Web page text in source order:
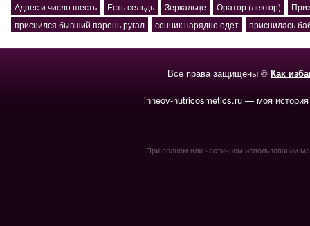
Адрес и число шесть
Есть сельдь Зеркальце Оратор (лектор)
приснился бывший парень ругал
сонник нарядно одет приснилась
Все права защищены © Как
inneov-nutricosmetics.ru — моя
При полном или частичном использовании